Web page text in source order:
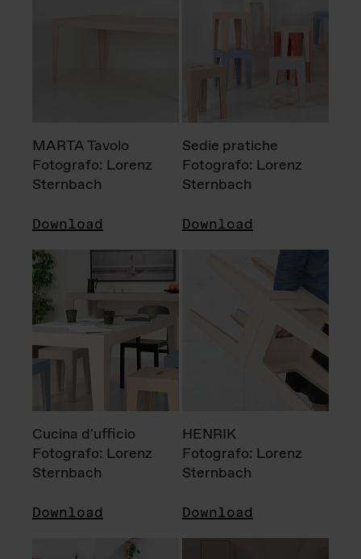
MARTA Tavolo
Fotografo: Lorenz
Sternbach
Download
Sedie pratiche
Fotografo: Lorenz
Sternbach
Download
Cucina d'ufficio
Fotografo: Lorenz
Sternbach
Download
HENRIK
Fotografo: Lorenz
Sternbach
Download